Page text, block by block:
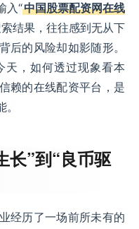
入“中国股票配资网在线
结果，往往感到无从下
后的风险却如影随形。
天，如何透过现象看本
赖的在线配资平台，是
长”到“良币驱
经历了一场前所未有的